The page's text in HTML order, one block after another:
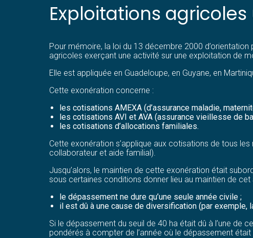
Exploitations
Pour mémoire, la loi du 13 décembre 2000
agricoles exerçant une activité sur une exploitation de
Elle est appliquée en Guadeloupe, en Guyane, en
Cette exonération concerne :
les cotisations AMEXA (d’assurance maladie,
les cotisations AVI et AVA (assurance vieillesse de
les cotisations d’allocations familiales.
Cette exonération s’applique aux cotisations de tous
collaborateur et aide familial).
Jusqu’alors, le maintien de cette exonération était
sous certaines conditions donner lieu au maintien de
le dépassement ne dure qu’une seule année civile ;
il est dû à une cause de diversification (par exemple,
Si le dépassement du seuil de 40 ha était dû à l’une de
pondérés à compter de l’année où le dépassement